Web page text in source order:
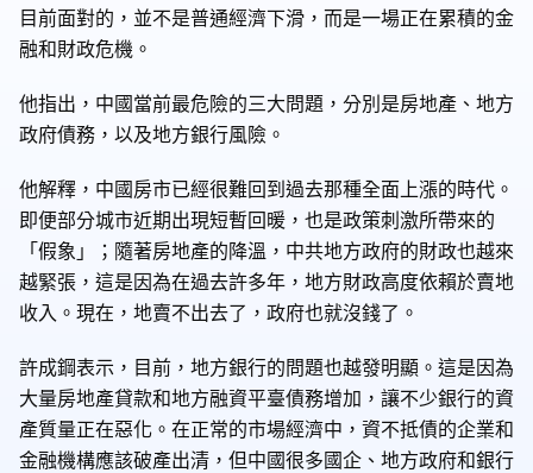
目前面對的，並不是普通經濟下滑，而是一場正在累積的金
融和財政危機。
他指出，中國當前最危險的三大問題，分別是房地產、地方
政府債務，以及地方銀行風險。
他解釋，中國房市已經很難回到過去那種全面上漲的時代。
即便部分城市近期出現短暫回暖，也是政策刺激所帶來的
「假象」；隨著房地產的降溫，中共地方政府的財政也越來
越緊張，這是因為在過去許多年，地方財政高度依賴於賣地
收入。現在，地賣不出去了，政府也就沒錢了。
許成鋼表示，目前，地方銀行的問題也越發明顯。這是因為
大量房地產貸款和地方融資平臺債務增加，讓不少銀行的資
產質量正在惡化。在正常的市場經濟中，資不抵債的企業和
金融機構應該破產出清，但中國很多國企、地方政府和銀行